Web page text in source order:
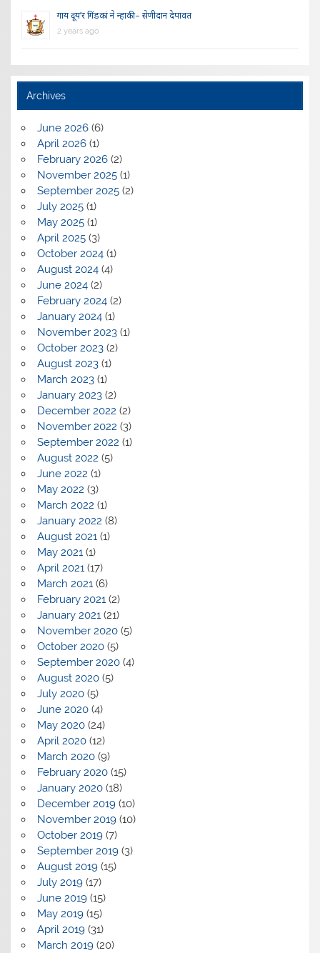
गाय दूय’र गिंडकां ने न्हाकी – सेणीदान देपावत
2 years ago
Archives
June 2026(6)
April 2026(1)
February 2026(2)
November 2025(1)
September 2025(2)
July 2025(1)
May 2025(1)
April 2025(3)
October 2024(1)
August 2024(4)
June 2024(2)
February 2024(2)
January 2024(1)
November 2023(1)
October 2023(2)
August 2023(1)
March 2023(1)
January 2023(2)
December 2022 (2)
November 2022 (3)
September 2022 (1)
August 2022 (5)
June 2022 (1)
May 2022 (3)
March 2022 (1)
January 2022 (8)
August 2021(1)
May 2021(1)
April 2021(17)
March 2021(6)
February 2021(2)
January 2021(21)
November 2020(5)
October 2020(5)
September 2020(4)
August 2020(5)
July 2020(5)
June 2020(4)
May 2020(24)
April 2020(12)
March 2020(9)
February 2020(15)
January 2020(18)
December 2019(10)
November 2019(10)
October 2019(7)
September 2019(3)
August 2019(15)
July 2019(17)
June 2019(15)
May 2019(15)
April 2019(31)
March 2019(20)